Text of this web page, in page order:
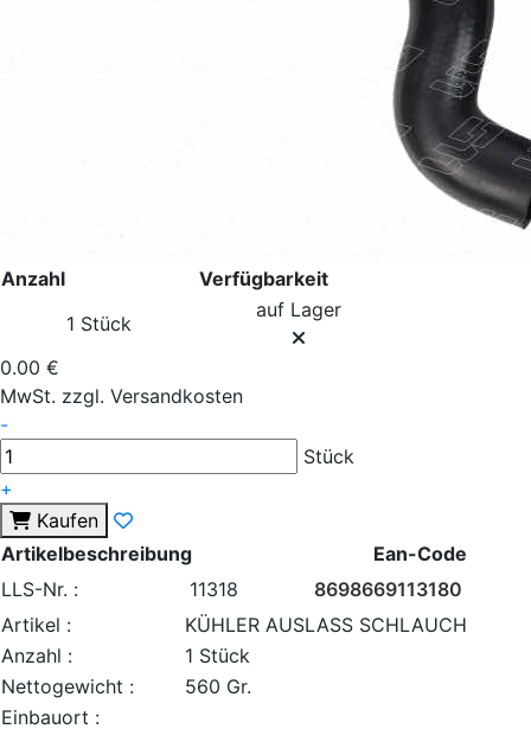
Anzahl
Verfügbarkeit
1 Stück
auf Lager
0.00 €
MwSt. zzgl. Versandkosten
-
Stück
+
Kaufen
Artikelbeschreibung
Ean-Code
LLS-Nr. :
11318
8698669113180
Artikel :
KÜHLER AUSLASS SCHLAUCH
Anzahl :
1 Stück
Nettogewicht :
560 Gr.
Einbauort :